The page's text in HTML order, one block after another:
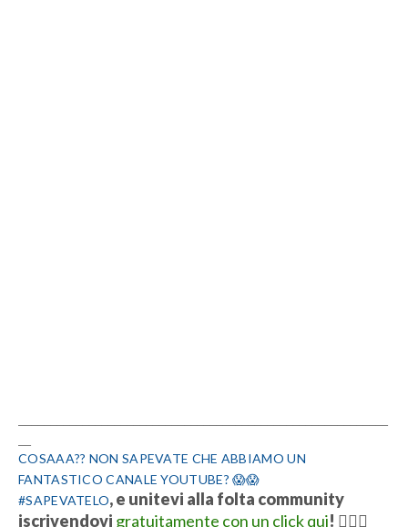
COSAAA?? NON SAPEVATE CHE ABBIAMO UN
FANTASTICO CANALE YOUTUBE? 😱😱
#SAPEVATELO, e unitevi alla folta community
iscrivendovi gratuitamente con un click qui! 👍🏻💋